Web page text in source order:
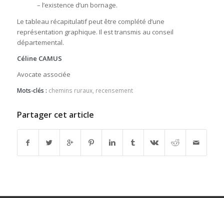
– l’existence d’un bornage.
Le tableau récapitulatif peut être complété d’une
représentation graphique. Il est transmis au conseil
départemental.
Céline CAMUS
Avocate associée
Mots-clés : chemins ruraux, recensement
Partager cet article